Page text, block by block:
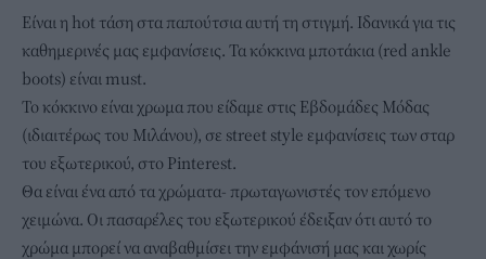
Είναι η hot τάση στα παπούτσια αυτή τη στιγμή. Ιδανικά για τις
καθημερινές μας εμφανίσεις. Τα κόκκινα μποτάκια (red ankle
boots) είναι must.
Το κόκκινο είναι χρωμα που είδαμε στις Εβδομάδες Μόδας
(ιδιαιτέρως του Μιλάνου), σε street style εμφανίσεις των σταρ
του εξωτερικού, στο Pinterest.
Θα είναι ένα από τα χρώματα- πρωταγωνιστές τον επόμενο
χειμώνα. Οι πασαρέλες του εξωτερικού έδειξαν ότι αυτό το
χρώμα μπορεί να αναβαθμίσει την εμφάνισή μας και χωρίς